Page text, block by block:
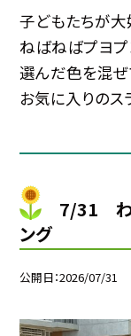
子どもたちが大
ねばねばプヨプ
選んだ色を混
お気に入りのス
7/31 わ
ング
公開日 2026/07/31